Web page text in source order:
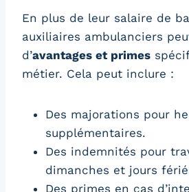
En plus de leur salaire de
auxiliaires ambulanciers
d’avantages et primes
métier. Cela peut inclure :
Des majorations pour
supplémentaires.
Des indemnités pour
dimanches et jours
Des primes en cas